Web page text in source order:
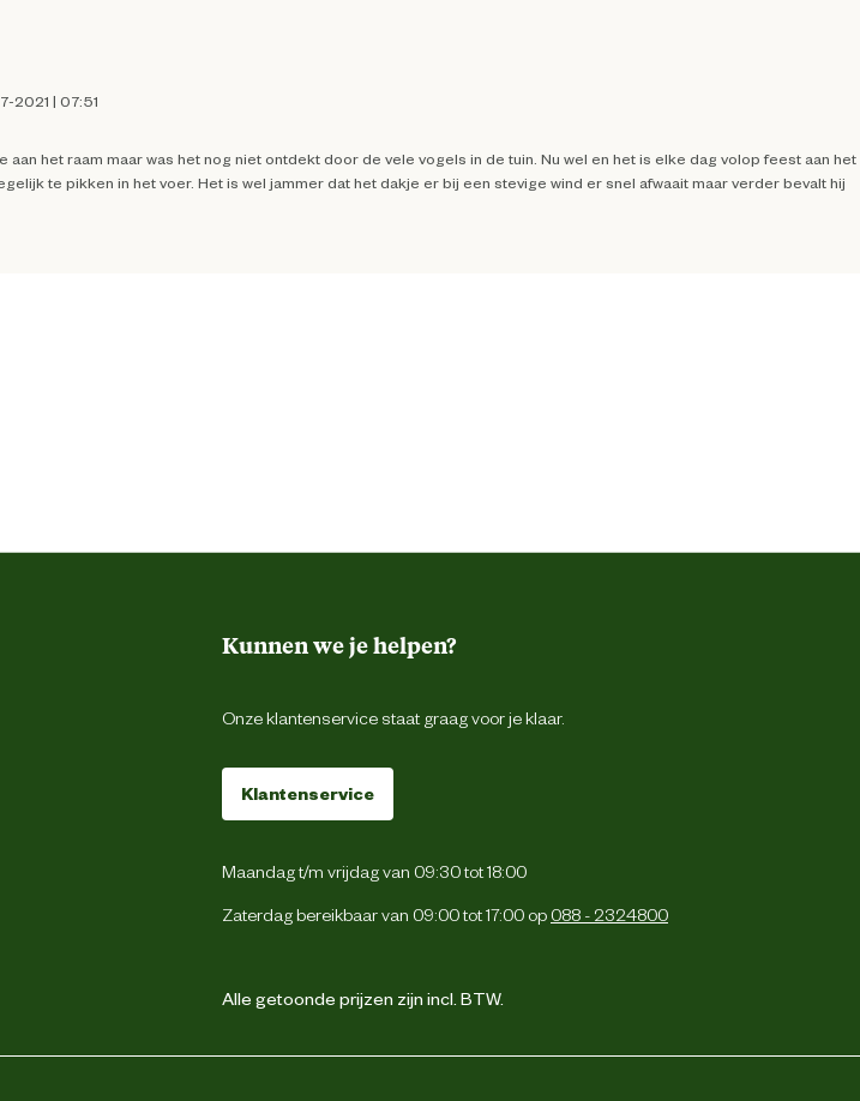
2021 | 07:51
aan het raam maar was het nog niet ontdekt door de vele vogels in de tuin. Nu wel en het is elke dag volop feest aan het
te pikken in het voer. Het is wel jammer dat het dakje er bij een stevige wind er snel afwaait maar verder bevalt hij
Kunnen we je helpen?
Onze klantenservice staat graag voor je klaar.
Klantenservice
Maandag t/m vrijdag van 09:30 tot 18:00
Zaterdag bereikbaar van 09:00 tot 17:00 op 088 - 2324800
Alle getoonde prijzen zijn incl. BTW.